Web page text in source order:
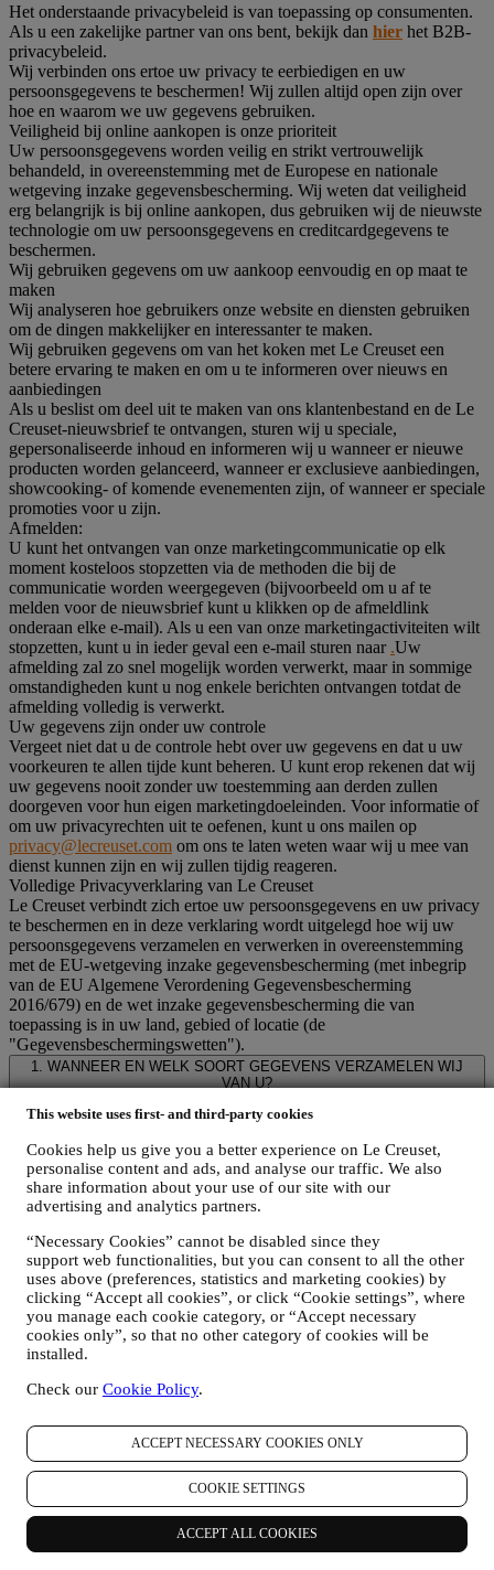
This website uses first- and third-party cookies
Cookies help us give you a better experience on Le Creuset,
personalise content and ads, and analyse our traffic. We also
share information about your use of our site with our
advertising and analytics partners.
“Necessary Cookies” cannot be disabled since they
support web functionalities, but you can consent to all the other
uses above (preferences, statistics and marketing cookies) by
clicking “Accept all cookies”, or click “Cookie settings”, where
you manage each cookie category, or “Accept necessary
cookies only”, so that no other category of cookies will be
installed.
Check our Cookie Policy.
ACCEPT NECESSARY COOKIES ONLY
COOKIE SETTINGS
ACCEPT ALL COOKIES
Het onderstaande privacybeleid is van toepassing op consumenten.
Als u een zakelijke partner van ons bent, bekijk dan hier het B2B-
privacybeleid.
Wij verbinden ons ertoe uw privacy te eerbiedigen en uw
persoonsgegevens te beschermen! Wij zullen altijd open zijn over
hoe en waarom we uw gegevens gebruiken.
Veiligheid bij online aankopen is onze prioriteit
Uw persoonsgegevens worden veilig en strikt vertrouwelijk
behandeld, in overeenstemming met de Europese en nationale
wetgeving inzake gegevensbescherming. Wij weten dat veiligheid
erg belangrijk is bij online aankopen, dus gebruiken wij de nieuwste
technologie om uw persoonsgegevens en creditcardgegevens te
beschermen.
Wij gebruiken gegevens om uw aankoop eenvoudig en op maat te
maken
Wij analyseren hoe gebruikers onze website en diensten gebruiken
om de dingen makkelijker en interessanter te maken.
Wij gebruiken gegevens om van het koken met Le Creuset een
betere ervaring te maken en om u te informeren over nieuws en
aanbiedingen
Als u beslist om deel uit te maken van ons klantenbestand en de Le
Creuset-nieuwsbrief te ontvangen, sturen wij u speciale,
gepersonaliseerde inhoud en informeren wij u wanneer er nieuwe
producten worden gelanceerd, wanneer er exclusieve aanbiedingen,
showcooking- of komende evenementen zijn, of wanneer er speciale
promoties voor u zijn.
Afmelden:
U kunt het ontvangen van onze marketingcommunicatie op elk
moment kosteloos stopzetten via de methoden die bij de
communicatie worden weergegeven (bijvoorbeeld om u af te
melden voor de nieuwsbrief kunt u klikken op de afmeldlink
onderaan elke e-mail). Als u een van onze marketingactiviteiten wilt
stopzetten, kunt u in ieder geval een e-mail sturen naar .Uw
afmelding zal zo snel mogelijk worden verwerkt, maar in sommige
omstandigheden kunt u nog enkele berichten ontvangen totdat de
afmelding volledig is verwerkt.
Uw gegevens zijn onder uw controle
Vergeet niet dat u de controle hebt over uw gegevens en dat u uw
voorkeuren te allen tijde kunt beheren. U kunt erop rekenen dat wij
uw gegevens nooit zonder uw toestemming aan derden zullen
doorgeven voor hun eigen marketingdoeleinden. Voor informatie of
om uw privacyrechten uit te oefenen, kunt u ons mailen op
privacy@lecreuset.com om ons te laten weten waar wij u mee van
dienst kunnen zijn en wij zullen tijdig reageren.
Volledige Privacyverklaring van Le Creuset
Le Creuset verbindt zich ertoe uw persoonsgegevens en uw privacy
te beschermen en in deze verklaring wordt uitgelegd hoe wij uw
persoonsgegevens verzamelen en verwerken in overeenstemming
met de EU-wetgeving inzake gegevensbescherming (met inbegrip
van de EU Algemene Verordening Gegevensbescherming
2016/679) en de wet inzake gegevensbescherming die van
toepassing is in uw land, gebied of locatie (de
"Gegevensbeschermingswetten").
1. WANNEER EN WELK SOORT GEGEVENS VERZAMELEN WIJ
VAN U?
die ons in staat stelt om u te identificeren, hetzij rechtstreeks of in
combinatie met andere informatie.
Kinderen: Deze website is niet bedoeld voor kinderen en we
verzamelen niet bewust gegevens met betrekking tot kinderen.
Wij kunnen persoonsgegevens van u verzamelen wanneer u onze
een Le Creuset-product koopt op de Website of in onze Le Creuset
Winkels (Signature Boutiques en Outlet Winkels) of wanneer u zich
aanmeldt voor onze marketingcommunicatie. De persoonsgegevens
kunnen betrekking hebben op:
Naam, voornaam, e-mailadres, geboortedatum en andere
contactgegevens (adres, telefoonnummer), om een Le
Creuset-account aan te maken of als gastgebruiker te kopen,
of om u aan te melden voor onze marketingcommunicatie
uw aankoopgegevens, bijvoorbeeld datum en tijdstip van
aankoop, leveringsgegevens, product- en betalingsgegevens,
voor het beheer van uw bestellingen;
gegevens over uw online browsegeschiedenis (bv. online-
identificatienummers - zoals uw IP-adres, browserversie,
besturingssysteem, duur van het bezoek, terugkerende
gebruiker, geografische oorsprong), verzameld tijdens uw